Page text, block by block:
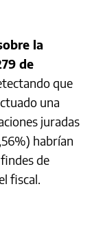
la
de
que
una
juradas
habrían
de
fiscal.